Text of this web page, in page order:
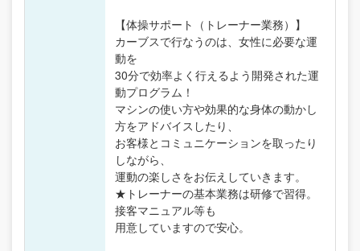
【体操サポート（トレーナー業務）】
カーブスで行なうのは、女性に必要な運
動を
30分で効率よく行えるよう開発された運
動プログラム！
マシンの使い方や効果的な身体の動かし
方をアドバイスしたり、
お客様とコミュニケーションを取ったり
しながら、
運動の楽しさをお伝えしていきます。
★トレーナーの基本業務は研修で習得。
接客マニュアル等も
用意していますので安心。